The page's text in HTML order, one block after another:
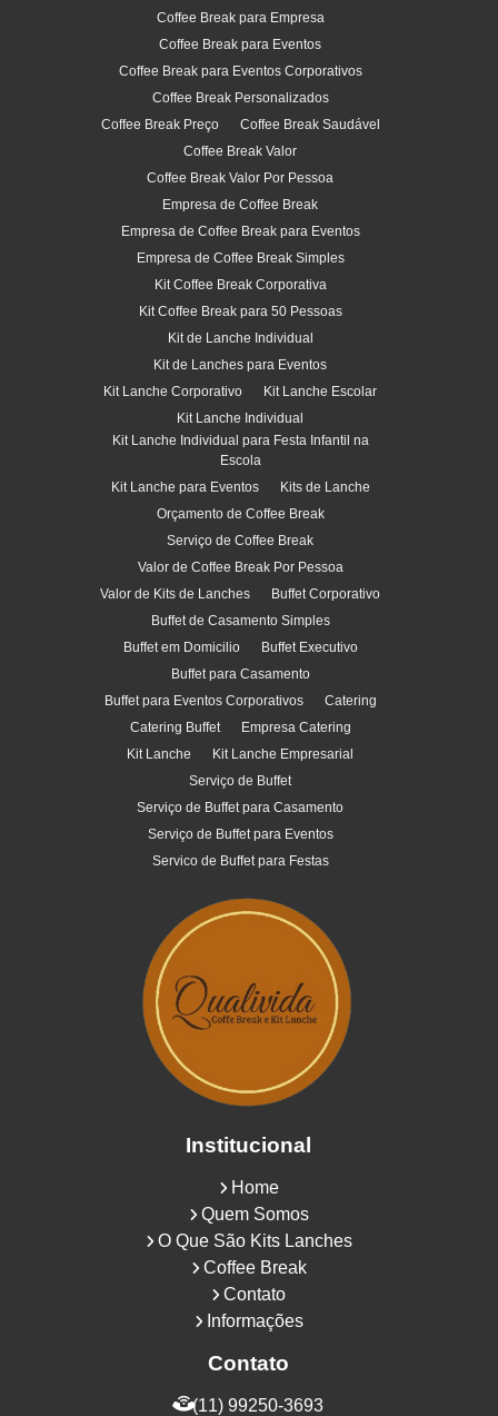
Coffee Break para Empresa
Coffee Break para Eventos
Coffee Break para Eventos Corporativos
Coffee Break Personalizados
Coffee Break Preço
Coffee Break Saudável
Coffee Break Valor
Coffee Break Valor Por Pessoa
Empresa de Coffee Break
Empresa de Coffee Break para Eventos
Empresa de Coffee Break Simples
Kit Coffee Break Corporativa
Kit Coffee Break para 50 Pessoas
Kit de Lanche Individual
Kit de Lanches para Eventos
Kit Lanche Corporativo
Kit Lanche Escolar
Kit Lanche Individual
Kit Lanche Individual para Festa Infantil na
Escola
Kit Lanche para Eventos
Kits de Lanche
Orçamento de Coffee Break
Serviço de Coffee Break
Valor de Coffee Break Por Pessoa
Valor de Kits de Lanches
Buffet Corporativo
Buffet de Casamento Simples
Buffet em Domicilio
Buffet Executivo
Buffet para Casamento
Buffet para Eventos Corporativos
Catering
Catering Buffet
Empresa Catering
Kit Lanche
Kit Lanche Empresarial
Serviço de Buffet
Serviço de Buffet para Casamento
Serviço de Buffet para Eventos
Servico de Buffet para Festas
Institucional
Home
Quem Somos
O Que São Kits Lanches
Coffee Break
Contato
Informações
Contato
(11) 99250-3693